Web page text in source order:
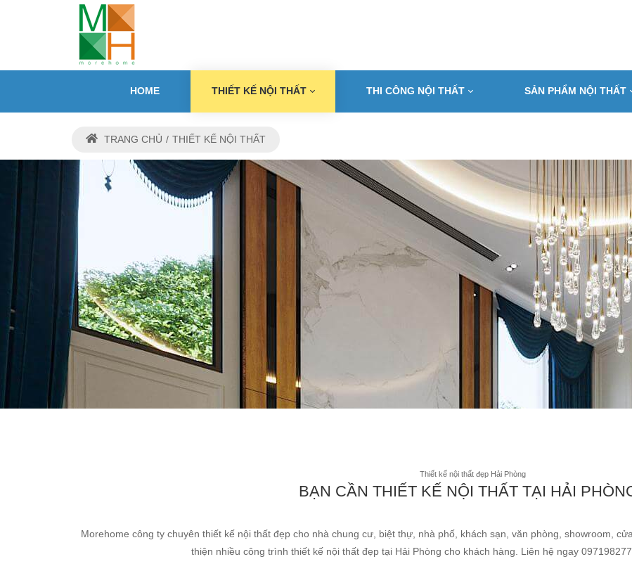
HOME THIẾT KẾ NỘI THẤT THI CÔNG NỘI THẤT SẢN PHẨM NỘI THẤT
TRANG CHỦ THIẾT KẾ NỘI THẤT
THIẾT KẾ NỘI THẤT ĐẸP HẢI
Địa chỉ thiết kế và thi công tin cậy cho mọi nhà
Morehome hải phòng - Kiến tạo không gian sống sang trọng và đẳng cấp
Thiết kế nội thất đẹp Hải Phòng
BẠN CẦN THIẾT KẾ NỘI THẤT TẠI HẢI
Morehome công ty chuyên thiết kế nội thất đẹp cho nhà chung cư, biệt thự, nhà phố, khách sạn, văn phòng, showroom,
thiện nhiều công trình thiết kế nội thất đẹp tại Hải Phòng cho khách hàng. Liên hệ ngay